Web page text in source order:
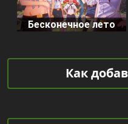
Бесконечное лето
Как